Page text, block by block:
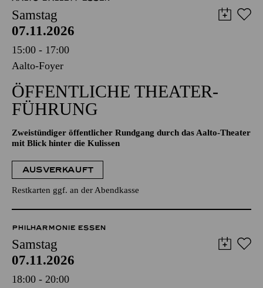
AALTO MUSIKTHEATER
AALTO BALLETT ESSEN
Samstag
07.11.2026
15:00 - 17:00
Aalto-Foyer
ÖFFENTLICHE THEATER­
FÜHRUNG
Zweistündiger öffentlicher Rundgang durch das Aalto-Theater
mit Blick hinter die Kulissen
Restkarten ggf. an der Abendkasse
PHILHARMONIE ESSEN
Samstag